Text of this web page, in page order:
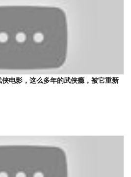
侠电影，这么多年的武侠瘾，被它重新